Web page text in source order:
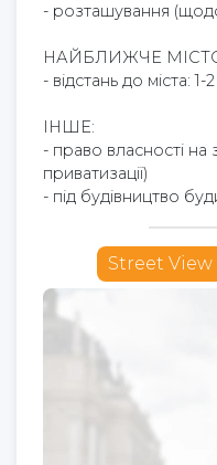
- розташування
НАЙБЛИЖЧЕ
- відстань до міста: 1-
ІНШЕ:
- право власності
приватизації)
- під будівництво
Street View